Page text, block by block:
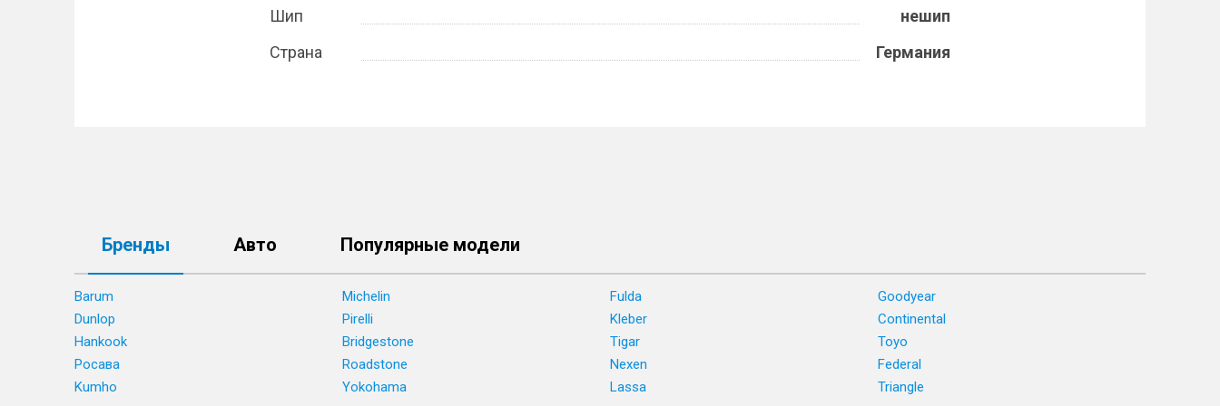
Шип
нешип
Страна
Германия
Бренды Авто Популярные модели
Barum Michelin Fulda
Goodyear
Dunlop
Pirelli Kleber
Continental
Hankook
Bridgestone Tigar
Toyo
Росава
Roadstone Nexen
Federal
Kumho
Yokohama Lassa Triangle